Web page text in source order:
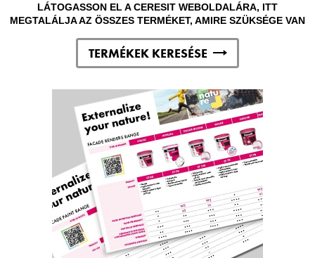
LÁTOGASSON EL A CERESIT WEBOLDALÁRA, ITT
MEGTALÁLJA AZ ÖSSZES TERMÉKET, AMIRE SZÜKSÉGE VAN
TERMÉKEK KERESÉSE